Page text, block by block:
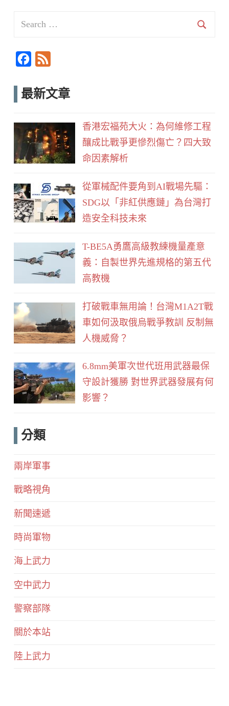
c
o
k
e
最新文章
香港宏福苑大火：為何維修工程
釀成比戰爭更慘烈傷亡？四大致
命因素解析
從軍械配件要角到AI戰場先驅：
SDG以「非紅供應鏈」為台灣打
造安全科技未來
T-BE5A勇鷹高級教練機量產意
義：自製世界先進規格的第五代
高教機
打破戰車無用論！台灣M1A2T戰
車如何汲取俄烏戰爭教訓 反制無
人機威脅？
6.8mm美軍次世代班用武器最保
守設計獲勝 對世界武器發展有何
影響？
分類
兩岸軍事
戰略視角
新聞速遞
時尚軍物
海上武力
空中武力
警察部隊
關於本站
陸上武力